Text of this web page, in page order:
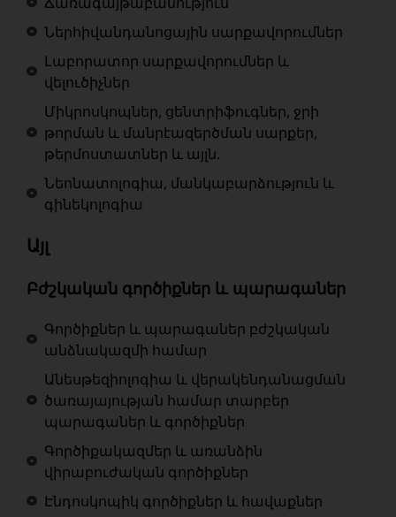
Ներհիվանդանոցային սարքավորումներ
Լաբորատոր սարքավորումներ և
վելուծիչներ
Միկրոսկոպներ, ցենտրիֆուգներ, ջրի
թորման և մանրէազերծման սարքեր,
թերմոստատներ և այլն.
Նեոնատոլոգիա, մանկաբարձություն և
գինեկոլոգիա
Այլ
Բժշկական գործիքներ և պարագաներ
Գործիքներ և պարագաներ բժշկական
անձնակազմի համար
Անեսթեզիոլոգիա և վերակենդանացման
ծառայայության համար տարբեր
պարագաներ և գործիքներ
Գործիքակազմեր և առանձին
վիրաբուժական գործիքներ
Էնդոսկոպիկ գործիքներ և հավաքներ